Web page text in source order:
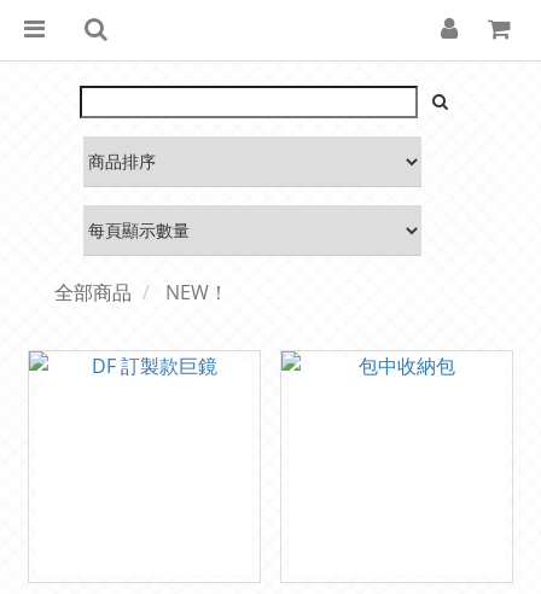
全部商品 NEW！